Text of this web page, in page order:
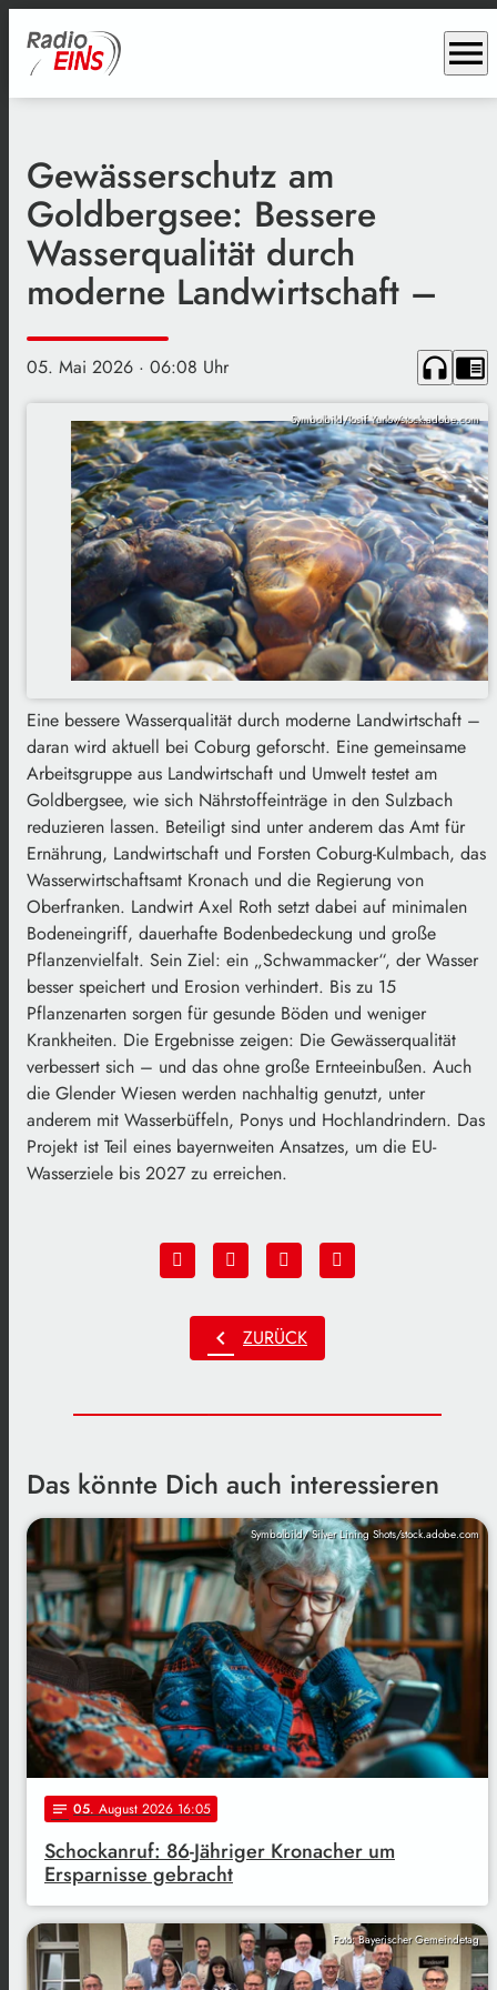
menu
Gewässerschutz am
Goldbergsee: Bessere
Wasserqualität durch
moderne Landwirtschaft –
05. Mai 2026 · 06:08 Uhr headphones chrome_reader_mode
Symbolbild/Iosif Yurlov/stock.adobe.com
Eine bessere Wasserqualität durch moderne Landwirtschaft –
daran wird aktuell bei Coburg geforscht. Eine gemeinsame
Arbeitsgruppe aus Landwirtschaft und Umwelt testet am
Goldbergsee, wie sich Nährstoffeinträge in den Sulzbach
reduzieren lassen. Beteiligt sind unter anderem das Amt für
Ernährung, Landwirtschaft und Forsten Coburg-Kulmbach, das
Wasserwirtschaftsamt Kronach und die Regierung von
Oberfranken. Landwirt Axel Roth setzt dabei auf minimalen
Bodeneingriff, dauerhafte Bodenbedeckung und große
Pflanzenvielfalt. Sein Ziel: ein „Schwammacker“, der Wasser
besser speichert und Erosion verhindert. Bis zu 15
Pflanzenarten sorgen für gesunde Böden und weniger
Krankheiten. Die Ergebnisse zeigen: Die Gewässerqualität
verbessert sich – und das ohne große Ernteeinbußen. Auch
die Glender Wiesen werden nachhaltig genutzt, unter
anderem mit Wasserbüffeln, Ponys und Hochlandrindern. Das
Projekt ist Teil eines bayernweiten Ansatzes, um die EU-
Wasserziele bis 2027 zu erreichen.
chevron_left ZURÜCK
Das könnte Dich auch interessieren
Symbolbild/ Silver Lining Shots/stock.adobe.com
notes 05. August 2026 16:05
Schockanruf: 86-Jähriger Kronacher um
Ersparnisse gebracht
Foto: Bayerischer Gemeindetag